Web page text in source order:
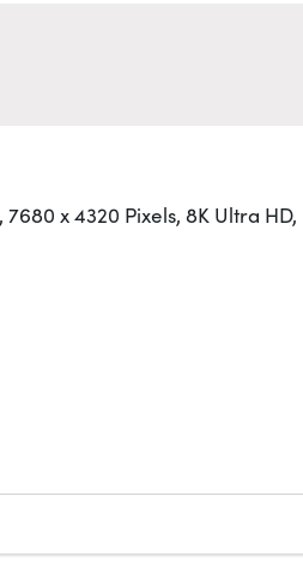
x 4320 Pixels, 8K Ultra HD,